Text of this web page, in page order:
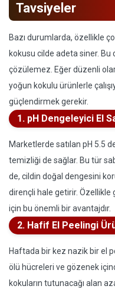
Tavsiyeler
Bazı durumlarda, özellikle
kokusu cilde adeta siner.
çözülemez. Eğer düzenli
yoğun kokulu ürünlerle
güçlendirmek gerekir.
1. pH Dengeleyici El
Marketlerde satılan pH 5.5
temizliği de sağlar. Bu tür
de, cildin doğal dengesini
dirençli hale getirir. Özellikle
için bu önemli bir avantajdır.
2. Hafif El Peelingi
Haftada bir kez nazik bir el
ölü hücreleri ve gözenek
kokuların tutunacağı alan